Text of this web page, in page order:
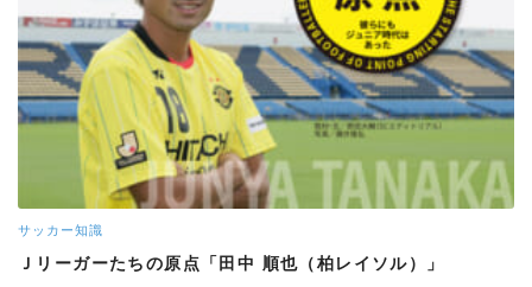
サッカー知識
Ｊリーガーたちの原点「田中 順也（柏レイソル）」